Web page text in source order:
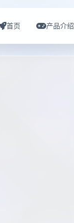
首页 产品介绍